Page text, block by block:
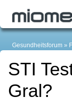
Gesundheitsforum
STI
Gral?